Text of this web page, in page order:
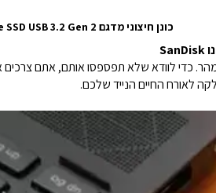
כונן חיצוני מדגם E30 Portable SSD USB 3.2 Gen 2
לאורח החיים הנייד שלכם.